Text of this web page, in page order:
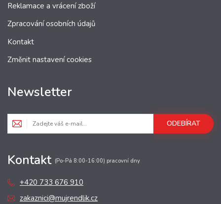
Reklamace a vrácení zboží
Zpracování osobních údajů
Kontakt
Změnit nastavení cookies
Newsletter
ODEBÍRAT
Kontakt (Po-Pá 8:00-16:00) pracovní dny
+420 733 676 910
zakaznici@mujrendlik.cz